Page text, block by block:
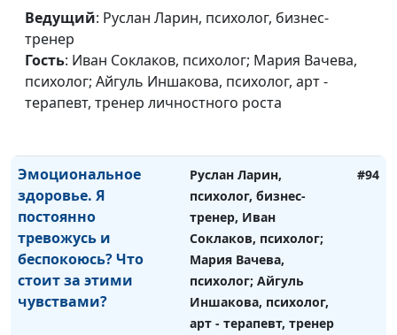
Ведущий: Руслан Ларин, психолог, бизнес-
тренер
Гость: Иван Соклаков, психолог; Мария Вачева,
психолог; Айгуль Иншакова, психолог, арт -
терапевт, тренер личностного роста
здоровье. Как
восстановить
мотивацию и
продуктивность?
бизнес-тренер, Иван
Мария Вачева,
психолог; Айгуль
Иншакова, психолог, арт
- терапевт, тренер
Эмоциональное
здоровье. Я
постоянно
тревожусь и
беспокоюсь? Что
стоит за этими
чувствами?
Руслан Ларин,
психолог, бизнес-
тренер, Иван
Соклаков, психолог;
Мария Вачева,
психолог; Айгуль
Иншакова, психолог,
арт - терапевт, тренер
#94